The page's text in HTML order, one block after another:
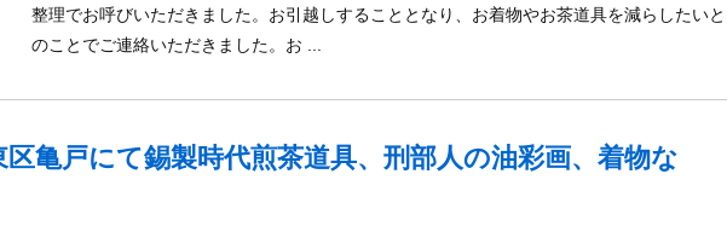
整理でお呼びいただきました。お引越しすることとなり、お着物やお茶道具を減らしたいと
のことでご連絡いただきました。お ...
区亀戸にて錫製時代煎茶道具、刑部人の油彩画、着物な